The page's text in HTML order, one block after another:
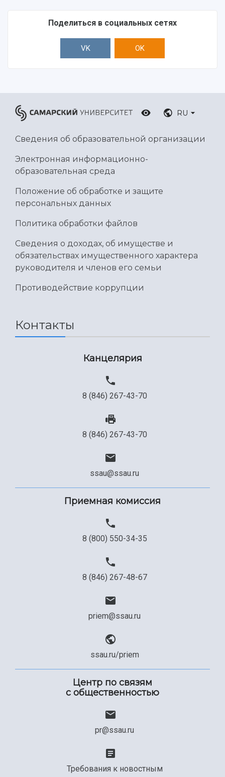
Поделиться в социальных сетях
VK OK
RU
Сведения об образовательной организации
Электронная информационно-
образовательная среда
Положение об обработке и защите
персональных данных
Политика обработки файлов
Сведения о доходах, об имуществе и
обязательствах имущественного характера
руководителя и членов его семьи
Противодействие коррупции
Контакты
Канцелярия
8 (846) 267-43-70
8 (846) 267-43-70
ssau@ssau.ru
Приемная комиссия
8 (800) 550-34-35
8 (846) 267-48-67
priem@ssau.ru
ssau.ru/priem
Центр по связям
с общественностью
pr@ssau.ru
Требования к новостным